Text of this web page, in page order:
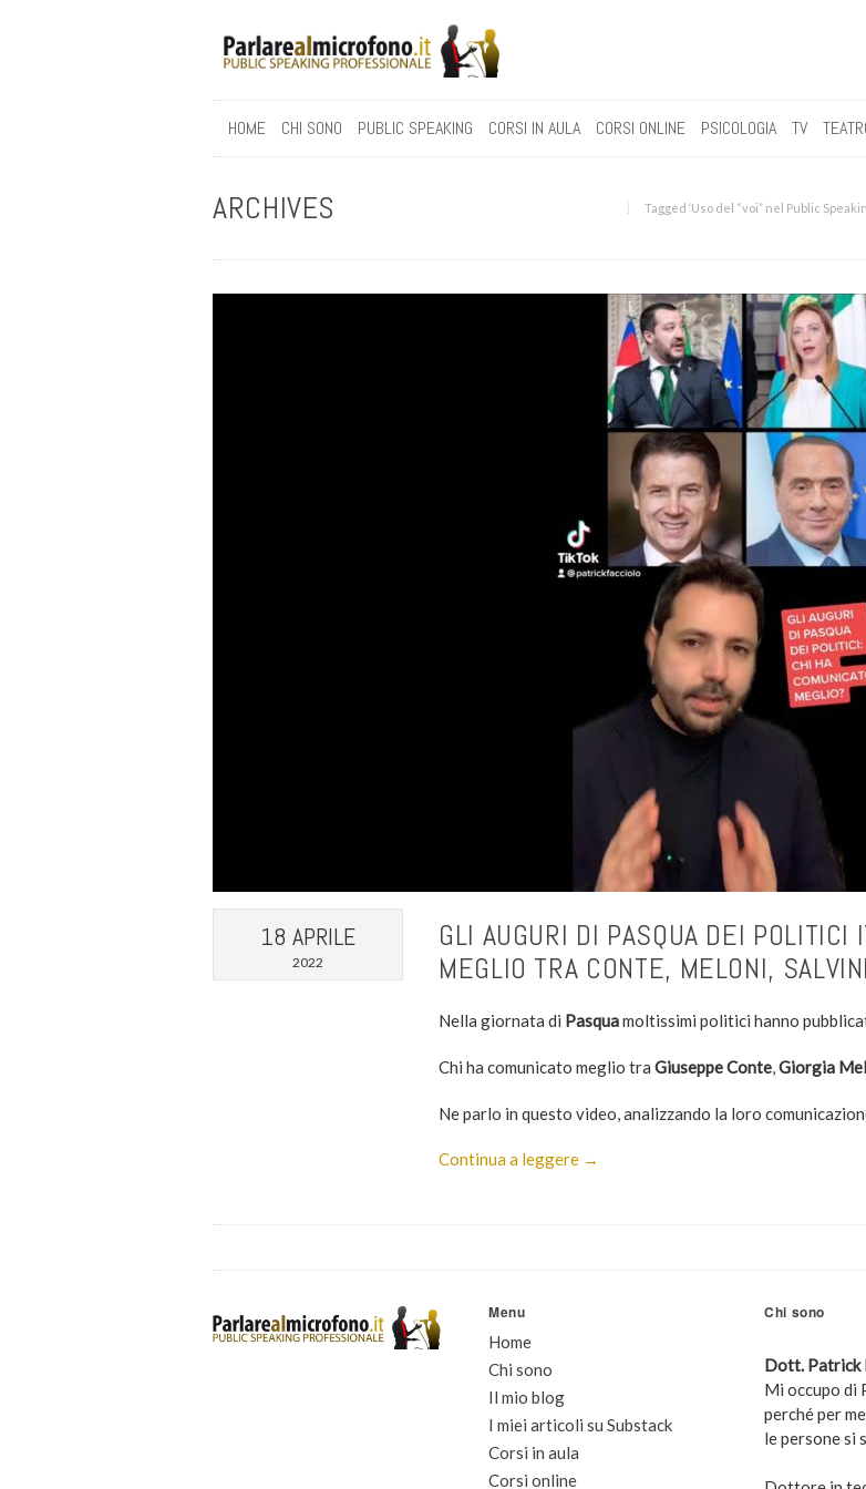
HOME CHI SONO PUBLIC SPEAKING CORSI IN AULA CORSI ONLINE PSICOLOGIA TV
ARCHIVES Tagged ‘Uso del “voi” nel Public
18 APRILE
2022
GLI AUGURI DI PASQUA DEI POLITICI
MEGLIO TRA CONTE, MELONI,
Nella giornata di Pasquamoltissimi politici hanno
Chi ha comunicato meglio tra Giuseppe Conte,Giorgia
Ne parlo in questo video, analizzando la loro
Continua a leggere →
Menu
Home
Chi sono
Il mio blog
I miei articoli su Substack
Corsi in aula
Corsi online
Chi sono
Dott. Patrick
Mi occupo di
perché per
le persone si